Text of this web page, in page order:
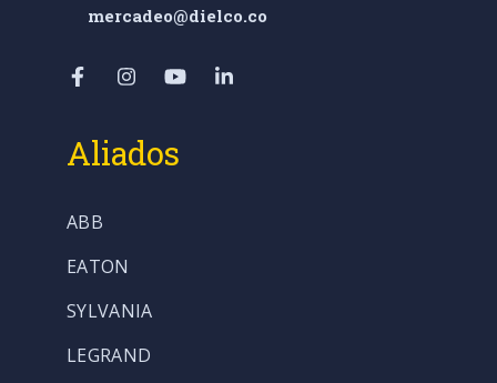
mercadeo@dielco.co
Aliados
ABB
EATON
SYLVANIA
LEGRAND